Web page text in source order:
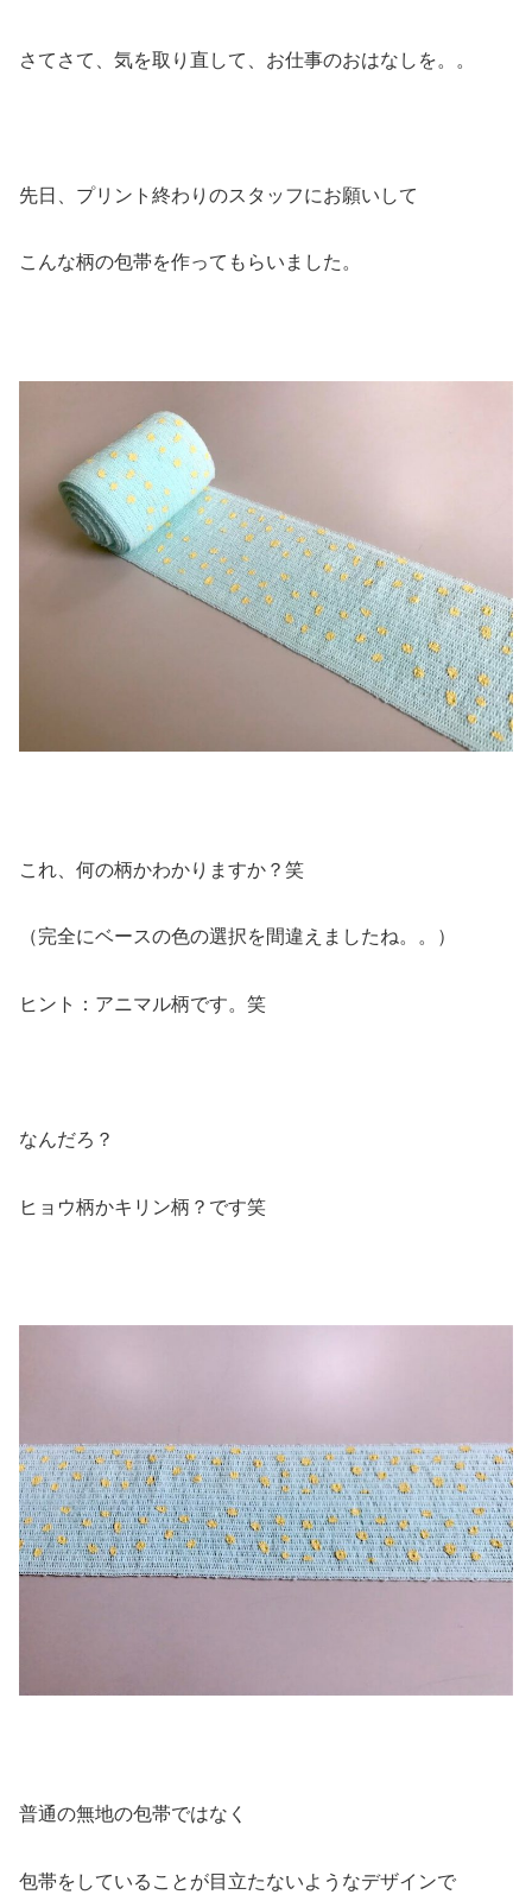
さてさて、気を取り直して、お仕事のおはなしを。。
先日、プリント終わりのスタッフにお願いして
こんな柄の包帯を作ってもらいました。
これ、何の柄かわかりますか？笑
（完全にベースの色の選択を間違えましたね。。）
ヒント：アニマル柄です。笑
なんだろ？
ヒョウ柄かキリン柄？です笑
普通の無地の包帯ではなく
包帯をしていることが目立たないようなデザインで